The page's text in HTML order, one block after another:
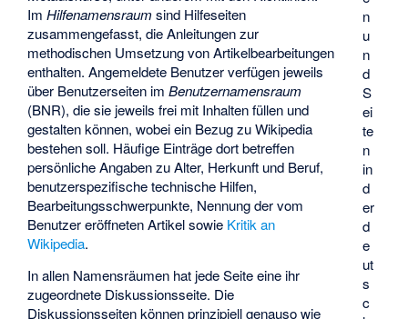
n
u
n
d
S
ei
te
n
in
d
er
d
e
ut
s
c
ImHilfenamensraum sind Hilfeseiten
zusammengefasst, die Anleitungen zur
methodischen Umsetzung von Artikelbearbeitungen
enthalten. Angemeldete Benutzer verfügen jeweils
über Benutzerseiten imBenutzernamensraum
(BNR), die sie jeweils frei mit Inhalten füllen und
gestalten können, wobei ein Bezug zu Wikipedia
bestehen soll. Häufige Einträge dort betreffen
persönliche Angaben zu Alter, Herkunft und Beruf,
benutzerspezifische technische Hilfen,
Bearbeitungsschwerpunkte, Nennung der vom
Benutzer eröffneten Artikel sowie Kritik an
Wikipedia.
In allen Namensräumen hat jede Seite eine ihr
zugeordnete Diskussionsseite. Die
Diskussionsseiten können prinzipiell genauso wie